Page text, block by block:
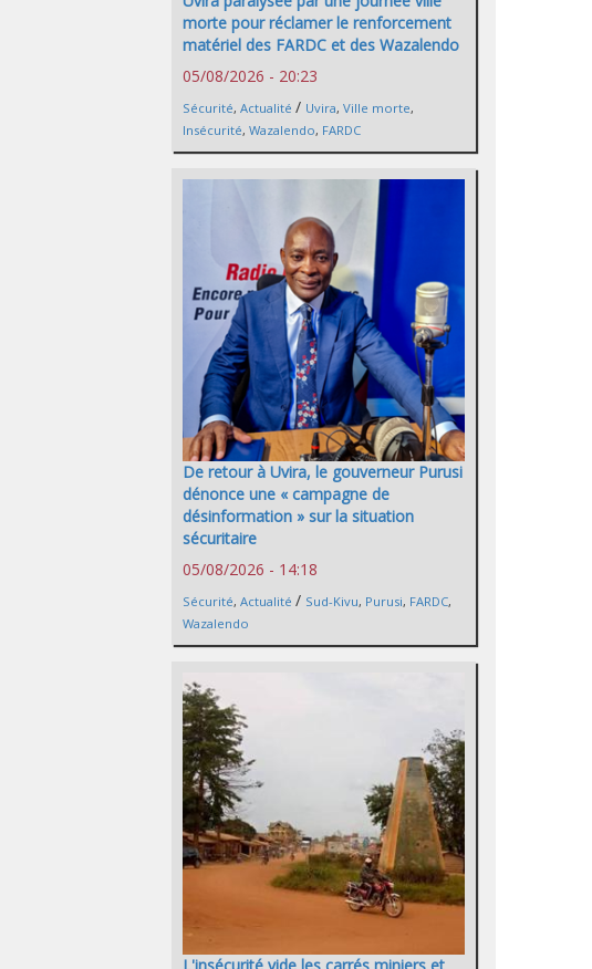
morte pour réclamer le renforcement
matériel des FARDC et des Wazalendo
05/08/2026 - 20:23
Sécurité, Actualité / Uvira, Ville morte,
Insécurité, Wazalendo, FARDC
De retour à Uvira, le gouverneur Purusi
dénonce une « campagne de
désinformation » sur la situation
sécuritaire
05/08/2026 - 14:18
Sécurité, Actualité / Sud-Kivu, Purusi, FARDC,
Wazalendo